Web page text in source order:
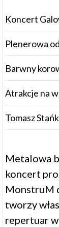
Koncert
Plenerowa
Barwny
Atrakcje na
Tomasz
Metalowa
koncert
MonstruM
tworzy
repertuar